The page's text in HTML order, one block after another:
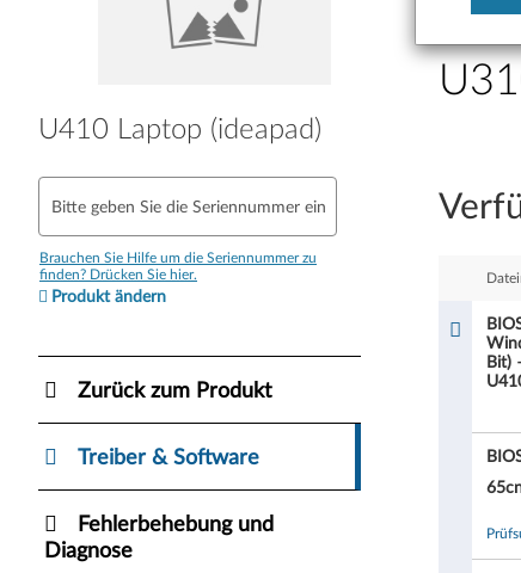
U410 Laptop (ideapad)
Bitte geben Sie die Seriennummer ein
Brauchen Sie Hilfe um die Seriennummer zu
finden? Drücken Sie hier.
Produkt ändern
Zurück zum Produkt
Treiber & Software
Fehlerbehebung und
Diagnose
O
-
Bit)